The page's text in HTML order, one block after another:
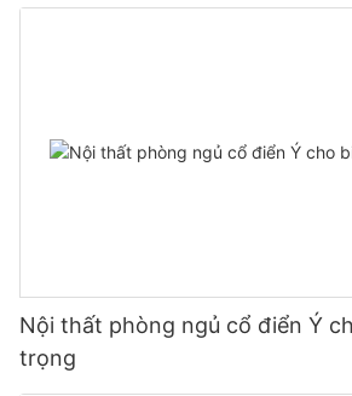
Nội thất phòng ngủ cổ điển Ý
trọng